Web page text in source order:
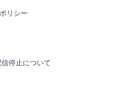
リシー
停止について